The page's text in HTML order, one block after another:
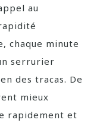
au
chaque minute
serrurier
des tracas. De
mieux
rapidement et